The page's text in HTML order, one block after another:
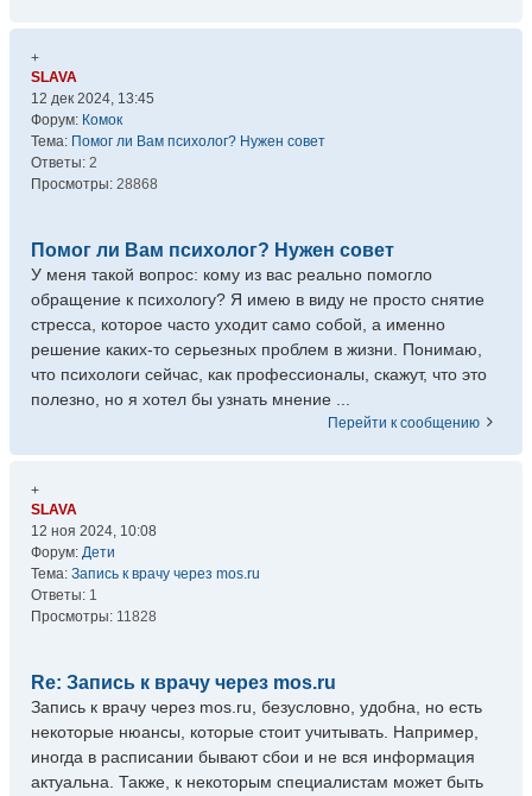
+
SLAVA
12 дек 2024, 13:45
Форум: Комок
Тема: Помог ли Вам психолог? Нужен совет
Ответы: 2
Просмотры: 28868
Помог ли Вам психолог? Нужен совет
У меня такой вопрос: кому из вас реально помогло
обращение к психологу? Я имею в виду не просто снятие
стресса, которое часто уходит само собой, а именно
решение каких-то серьезных проблем в жизни. Понимаю,
что психологи сейчас, как профессионалы, скажут, что это
полезно, но я хотел бы узнать мнение ...
Перейти к сообщению
+
SLAVA
12 ноя 2024, 10:08
Форум: Дети
Тема: Запись к врачу через mos.ru
Ответы: 1
Просмотры: 11828
Re: Запись к врачу через mos.ru
Запись к врачу через mos.ru, безусловно, удобна, но есть
некоторые нюансы, которые стоит учитывать. Например,
иногда в расписании бывают сбои и не вся информация
актуальна. Также, к некоторым специалистам может быть